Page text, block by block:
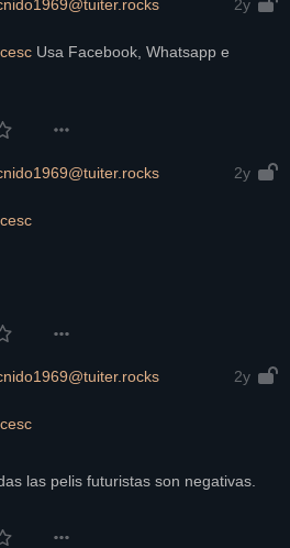
2y
Usa Facebook, Whatsapp e
2y
2y
las pelis futuristas son negativas.